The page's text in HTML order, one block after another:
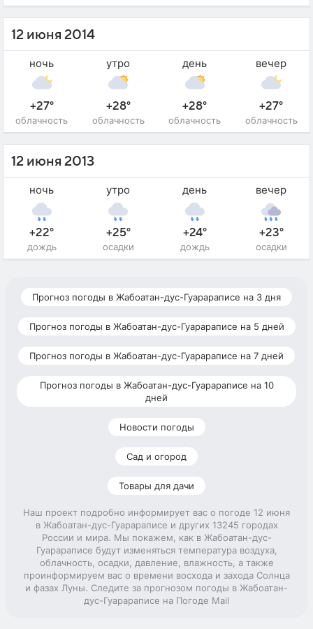
12 июня 2014
ночь
+27°
облачность
утро
+28°
облачность
день
+28°
облачность
вечер
+27°
облачность
12 июня 2013
ночь
+22°
дождь
утро
+25°
осадки
день
+24°
дождь
вечер
+23°
осадки
Прогноз погоды в Жабоатан-дус-Гуарараписе на 3 дня
Прогноз погоды в Жабоатан-дус-Гуарараписе на 5 дней
Прогноз погоды в Жабоатан-дус-Гуарараписе на 7 дней
Прогноз погоды в Жабоатан-дус-Гуарараписе на 10
дней
Новости погоды
Сад и огород
Товары для дачи
Наш проект подробно информирует вас о погоде 12 июня
в Жабоатан-дус-Гуарараписе и других 13245 городах
России и мира. Мы покажем, как в Жабоатан-дус-
Гуарараписе будут изменяться температура воздуха,
облачность, осадки, давление, влажность, а также
проинформируем вас о времени восхода и захода Солнца
и фазах Луны. Следите за прогнозом погоды в Жабоатан-
дус-Гуарараписе на Погоде Mail